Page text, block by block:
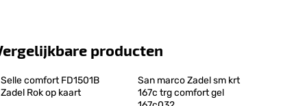
producten
Selle comfort FD1501B
Zadel Rok op kaart
San marco Zadel sm krt
167c trg comfort gel